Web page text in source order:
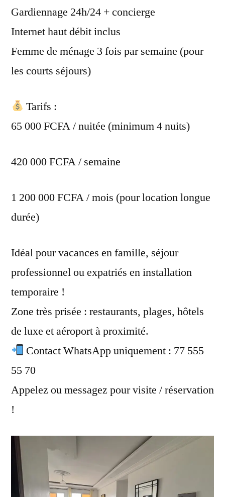
Gardiennage 24h/24 + concierge
Internet haut débit inclus
Femme de ménage 3 fois par semaine (pour
les courts séjours)
Tarifs :
65 000 FCFA / nuitée (minimum 4 nuits)
420 000 FCFA / semaine
1 200 000 FCFA / mois (pour location longue
durée)
Idéal pour vacances en famille, séjour
professionnel ou expatriés en installation
temporaire !
Zone très prisée : restaurants, plages, hôtels
de luxe et aéroport à proximité.
Contact WhatsApp uniquement : 77 555
55 70
Appelez ou messagez pour visite / réservation
!